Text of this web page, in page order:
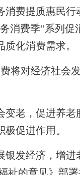
消费提质惠民
消费季”系列
化消费需求。
将对经济社会
老，促进养老
促进作用。
发经济，增进
祉的意见》部